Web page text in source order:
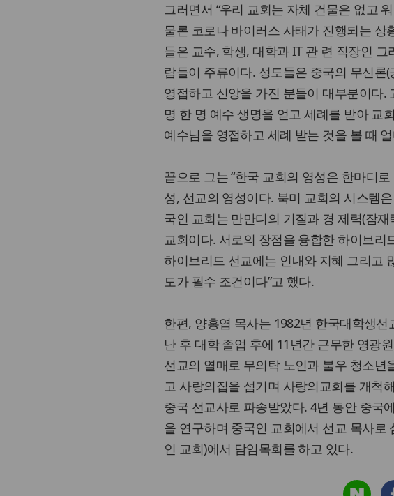
그러면서 “우리 교회는 자체 건물은 없고
물론 코로나 바이러스 사태가 진행되는 상
들은 교수, 학생, 대학과 IT 관 련 직장인
람들이 주류이다. 성도들은 중국의 무신
영접하고 신앙을 가진 분들이 대부분이다
명 한 명 예수 생명을 얻고 세례를 받아 교
예수님을 영접하고 세례 받는 것을 볼 때
끝으로 그는 “한국 교회의 영성은 한마디
성, 선교의 영성이다. 북미 교회의 시스템
국인 교회는 만만디의 기질과 경 제력(잠
교회이다. 서로의 장점을 융합한 하이브
하이브리드 선교에는 인내와 지혜 그리고
도가 필수 조건이다”고 했다.
한편, 양홍엽 목사는 1982년 한국대학생
난 후 대학 졸업 후에 11년간 근무한 영광
선교의 열매로 무의탁 노인과 불우 청소년
고 사랑의집을 섬기며 사랑의교회를 개척
중국 선교사로 파송받았다. 4년 동안 중국
을 연구하며 중국인 교회에서 선교 목사로
인 교회)에서 담임목회를 하고 있다.